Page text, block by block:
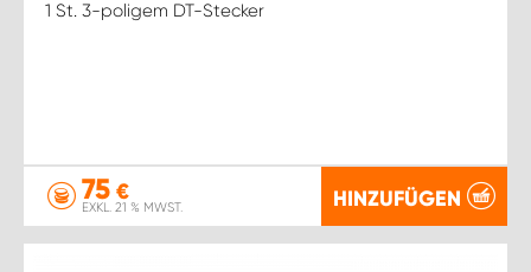
1 St. 3-poligem DT-Stecker
75 €
EXKL. 21 % MWST. HINZUFÜGEN